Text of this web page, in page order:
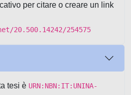
per citare o creare un link
20.500.14242/254575
tesi è URN:NBN:IT:UNINA-